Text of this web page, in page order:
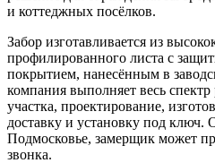
и коттеджных посёлков.
Забор изготавливается из
профилированного листа с
покрытием, нанесённым в
компания выполняет весь
участка, проектирование,
доставку и установку под
Подмосковье, замерщик может
звонка.